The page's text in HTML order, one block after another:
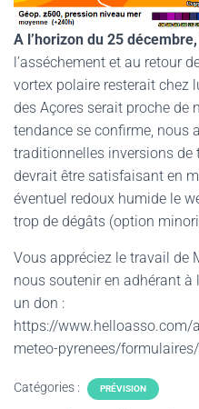
A l’horizon du 25 décembre,
l’asséchement et au retour
vortex polaire resterait chez
des Açores serait proche de
tendance se confirme, nous
traditionnelles inversions de
devrait être satisfaisant en
éventuel redoux humide le
trop de dégâts (option
Vous appréciez le travail de
nous soutenir en adhérant
un don :
https://
meteo-pyrenees/
Catégories : PRÉVISION